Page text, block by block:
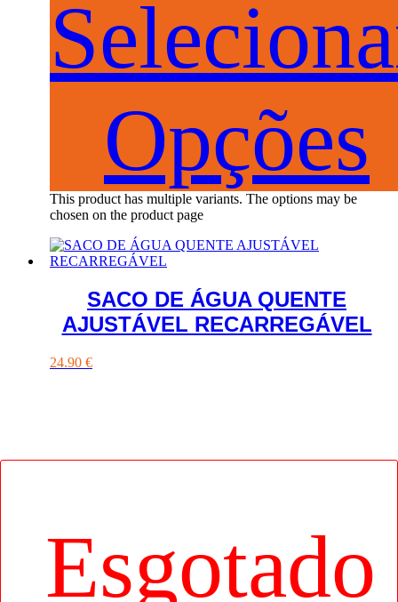
Opções
This product has multiple variants. The options may be
chosen on the product page
SACO DE ÁGUA QUENTE
AJUSTÁVEL RECARREGÁVEL
24.90 €